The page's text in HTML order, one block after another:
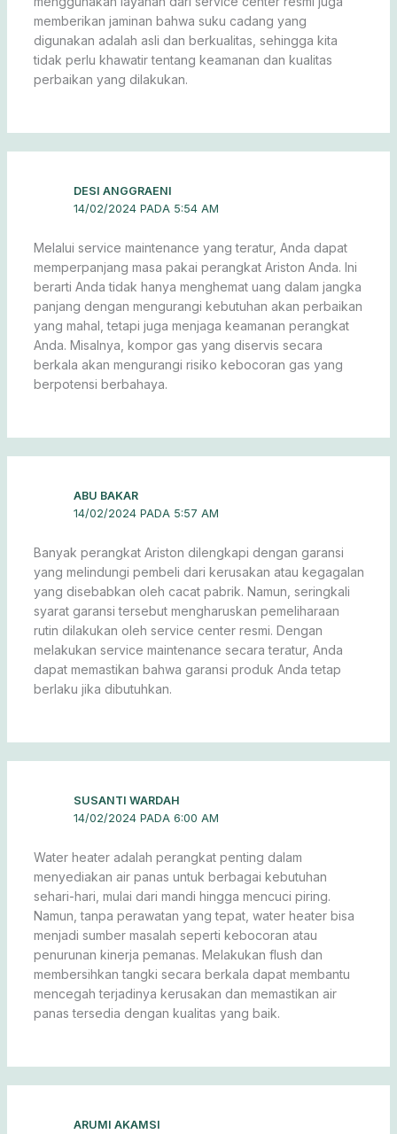
memberikan jaminan bahwa suku cadang yang
digunakan adalah asli dan berkualitas, sehingga kita
tidak perlu khawatir tentang keamanan dan kualitas
perbaikan yang dilakukan.
DESI ANGGRAENI
14/02/2024 PADA 5:54 AM
Melalui service maintenance yang teratur, Anda dapat
memperpanjang masa pakai perangkat Ariston Anda. Ini
berarti Anda tidak hanya menghemat uang dalam jangka
panjang dengan mengurangi kebutuhan akan perbaikan
yang mahal, tetapi juga menjaga keamanan perangkat
Anda. Misalnya, kompor gas yang diservis secara
berkala akan mengurangi risiko kebocoran gas yang
berpotensi berbahaya.
ABU BAKAR
14/02/2024 PADA 5:57 AM
Banyak perangkat Ariston dilengkapi dengan garansi
yang melindungi pembeli dari kerusakan atau kegagalan
yang disebabkan oleh cacat pabrik. Namun, seringkali
syarat garansi tersebut mengharuskan pemeliharaan
rutin dilakukan oleh service center resmi. Dengan
melakukan service maintenance secara teratur, Anda
dapat memastikan bahwa garansi produk Anda tetap
berlaku jika dibutuhkan.
SUSANTI WARDAH
14/02/2024 PADA 6:00 AM
Water heater adalah perangkat penting dalam
menyediakan air panas untuk berbagai kebutuhan
sehari-hari, mulai dari mandi hingga mencuci piring.
Namun, tanpa perawatan yang tepat, water heater bisa
menjadi sumber masalah seperti kebocoran atau
penurunan kinerja pemanas. Melakukan flush dan
membersihkan tangki secara berkala dapat membantu
mencegah terjadinya kerusakan dan memastikan air
panas tersedia dengan kualitas yang baik.
ARUMI AKAMSI